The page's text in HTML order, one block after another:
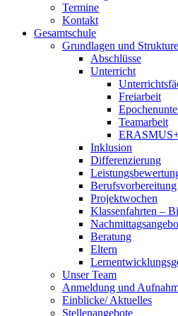
Termine
Kontakt
Gesamtschule
Grundlagen und
Abschlüsse
Unterricht
Freiarbeit
Teamarbeit
Inklusion
Differenzierung
Berufsvorbereitung
Projektwochen
Klassenfahrten –
Beratung
Eltern
Unser Team
Anmeldung und
Einblicke/ Aktuelles
Stellenangebote